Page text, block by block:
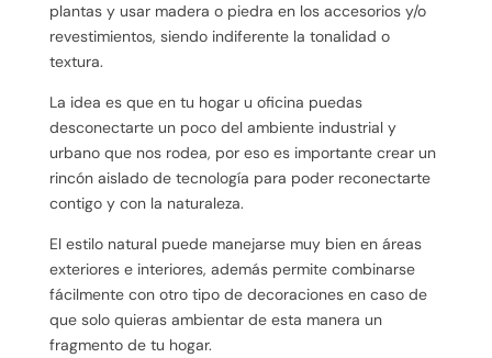
plantas y usar madera o piedra en los accesorios y/o
revestimientos, siendo indiferente la tonalidad o
textura.
La idea es que en tu hogar u oficina puedas
desconectarte un poco del ambiente industrial y
urbano que nos rodea, por eso es importante crear un
rincón aislado de tecnología para poder reconectarte
contigo y con la naturaleza.
El estilo natural puede manejarse muy bien en áreas
exteriores e interiores, además permite combinarse
fácilmente con otro tipo de decoraciones en caso de
que solo quieras ambientar de esta manera un
fragmento de tu hogar.